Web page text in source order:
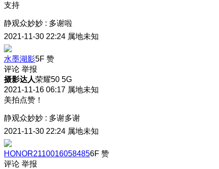
支持
静观众妙妙 : 多谢啦
2021-11-30 22:24 属地未知
水墨湖影5F 赞
评论 举报
摄影达人荣耀50 5G
2021-11-16 06:17 属地未知
美拍点赞！
静观众妙妙 : 多谢多谢
2021-11-30 22:24 属地未知
HONOR21100160584856F 赞
评论 举报